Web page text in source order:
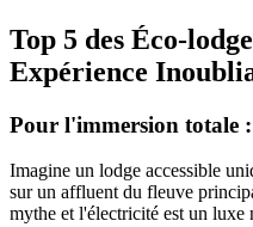
Top 5 des Éco-
Expérience
Pour l'immersion totale
Imagine un lodge accessible
sur un affluent du fleuve
mythe et l'électricité est un luxe